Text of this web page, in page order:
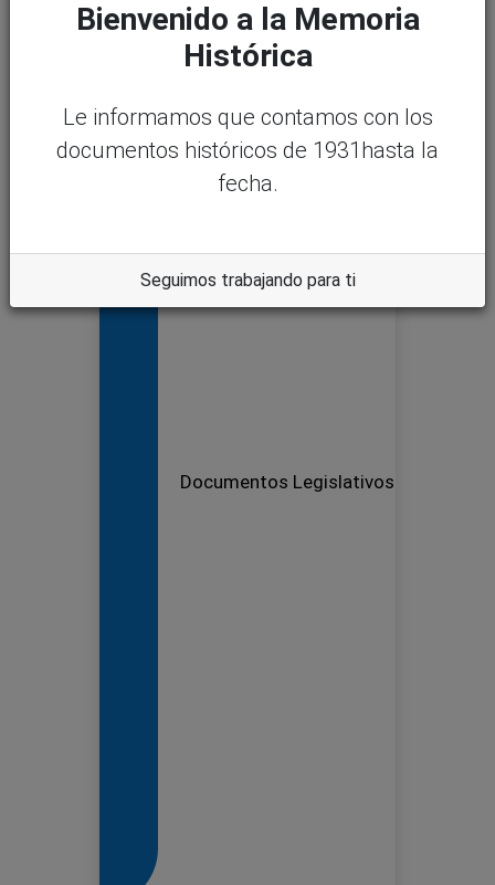
Documentos Legislativos
Bienvenido a la Memoria
Histórica
Le informamos que contamos con los
documentos históricos de 1931hasta la
fecha.
Seguimos trabajando para ti